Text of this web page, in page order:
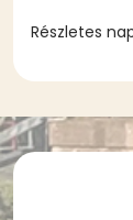
Részletes